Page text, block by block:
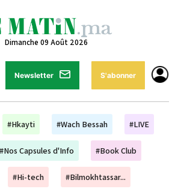
Dimanche 09 Août 2026
Newsletter S'abonner
#Hkayti #Wach Bessah #LIVE
#Nos Capsules d'Info #Book Club
#Hi-tech #Bilmokhtassar...